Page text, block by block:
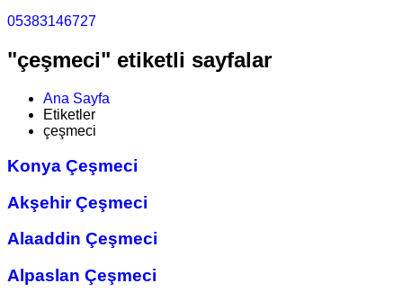
05383146727
"çeşmeci" etiketli sayfalar
Ana Sayfa
Etiketler
çeşmeci
Konya Çeşmeci
Akşehir Çeşmeci
Alaaddin Çeşmeci
Alpaslan Çeşmeci